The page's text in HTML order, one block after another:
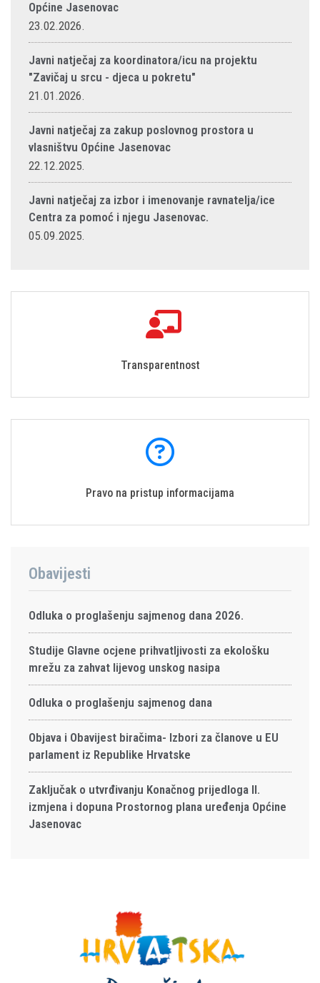
Općine Jasenovac
23.02.2026.
Javni natječaj za koordinatora/icu na projektu
"Zavičaj u srcu - djeca u pokretu"
21.01.2026.
Javni natječaj za zakup poslovnog prostora u
vlasništvu Općine Jasenovac
22.12.2025.
Javni natječaj za izbor i imenovanje ravnatelja/ice
Centra za pomoć i njegu Jasenovac.
05.09.2025.
Transparentnost
Pravo na pristup informacijama
Obavijesti
Odluka o proglašenju sajmenog dana 2026.
Studije Glavne ocjene prihvatljivosti za ekološku
mrežu za zahvat lijevog unskog nasipa
Odluka o proglašenju sajmenog dana
Objava i Obavijest biračima- Izbori za članove u EU
parlament iz Republike Hrvatske
Zaključak o utvrđivanju Konačnog prijedloga II.
izmjena i dopuna Prostornog plana uređenja Općine
Jasenovac